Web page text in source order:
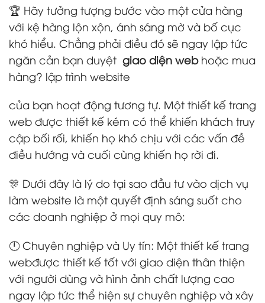
🏆 Hãy tưởng tượng bước vào một cửa hàng
với kệ hàng lộn xộn, ánh sáng mờ và bố cục
khó hiểu. Chẳng phải điều đó sẽ ngay lập tức
ngăn cản bạn duyệt giao diện webhoặc mua
hàng? lập trình website
của bạn hoạt động tương tự. Một thiết kế trang
web được thiết kế kém có thể khiến khách truy
cập bối rối, khiến họ khó chịu với các vấn đề
điều hướng và cuối cùng khiến họ rời đi.
🎊 Dưới đây là lý do tại sao đầu tư vào dịch vụ
làm website là một quyết định sáng suốt cho
các doanh nghiệp ở mọi quy mô:
🕛 Chuyên nghiệp và Uy tín: Một thiết kế trang
webđược thiết kế tốt với giao diện thân thiện
với người dùng và hình ảnh chất lượng cao
ngay lập tức thể hiện sự chuyên nghiệp và xây